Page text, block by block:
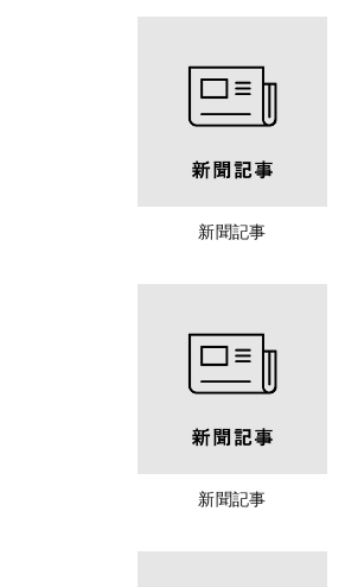
新聞記事
新聞記事